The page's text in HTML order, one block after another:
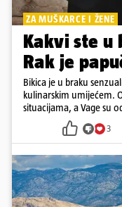
ZA MUŠKARCE I ŽENE
Kakvi ste u
Rak je
Bikica je u braku
kulinarskim umijećem.
situacijama, a Vage su
3